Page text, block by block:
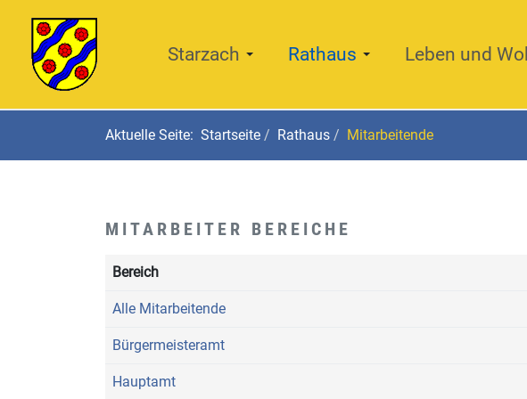
Starzach Rathaus Leben und
Aktuelle Seite: Startseite Rathaus Mitarbeitende
MITARBEITER BEREICHE
Bereich
Alle Mitarbeitende
Bürgermeisteramt
Hauptamt